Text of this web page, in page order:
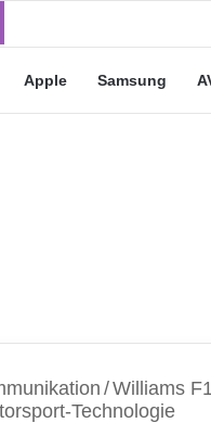
Apple Samsung
/Williams
Technologie